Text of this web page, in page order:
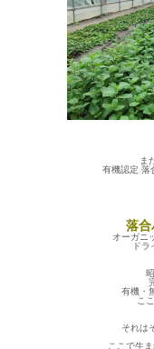
ま
有機認定 落
落合
オーガニ
ドラ
有機・
こ
それは
ここで生